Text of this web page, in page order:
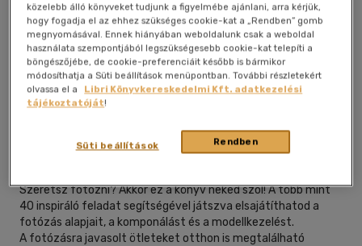
Kívánságlistához adom Megosztom
| |puhatáblás,
ragasztókötött|148 oldal
Szeretsz fotózni? Akkor ez a könyv neked szól! A több mint
40 inspiráló feladat segítségével játszva elsajátíthatod a
fotózás alapjait, a komponálást és a modellkezelést.
A fotózásra javasolt ötleteket otthon is megtalálható
közelebb álló könyveket tudjunk a figyelmébe ajánlani, arra kérjük,
hogy fogadja el az ehhez szükséges cookie-kat a „Rendben” gomb
megnyomásával. Ennek hiányában weboldalunk csak a weboldal
használata szempontjából legszükségesebb cookie-kat telepíti a
böngészőjébe, de cookie-preferenciáit később is bármikor
módosíthatja a Süti beállítások menüpontban. További részletekért
olvassa el a
Libri Könyvkereskedelmi Kft. adatkezelési
tájékoztatóját!
Rendben
Süti beállítások